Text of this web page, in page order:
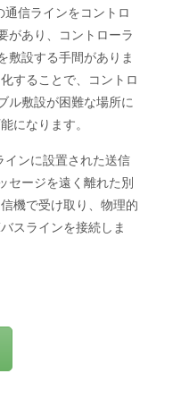
信ラインをコントロ
があり、コントローラ
敷設する手間がありま
することで、コントロ
ル敷設が困難な場所に
になります。
ンに設置された送信
セージを遠く離れた別
機で受け取り、物理的
スラインを接続しま